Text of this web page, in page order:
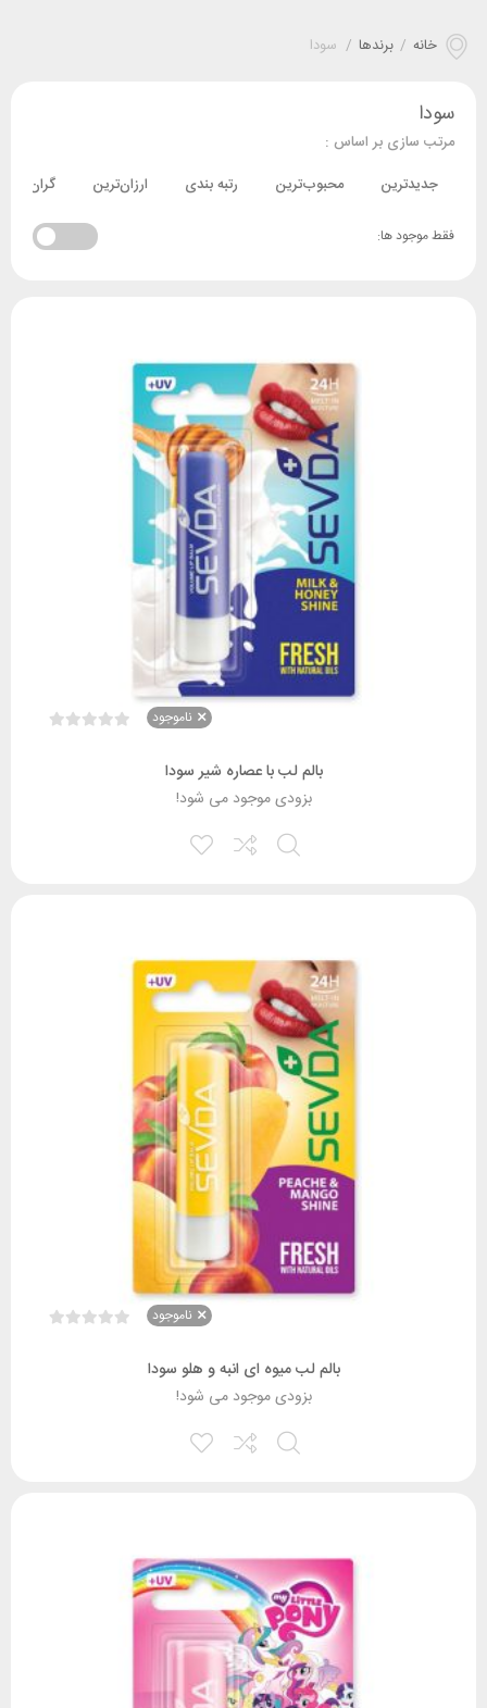
خانه / برندها / سودا
سودا
مرتب سازی بر اساس :
جدیدترین
محبوب‌ترین رتبه بندی ارزان‌ترین گران‌ترین
فقط موجود ها:
ناموجود
بالم لب با عصاره شیر سودا
بزودی موجود می شود!
ناموجود
بالم لب میوه ای انبه و هلو سودا
بزودی موجود می شود!